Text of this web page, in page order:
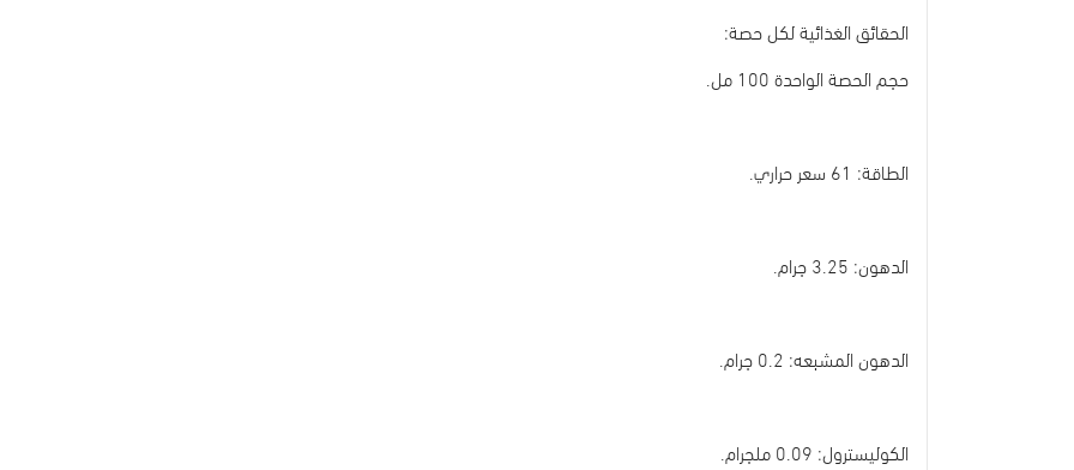
الحقائق الغذائية لكل حصة:
حجم الحصة الواحدة 100 مل.
الطاقة: 61 سعر حراري.
الدهون: 3.25 جرام.
الدهون المشبعه: 0.2 جرام.
الكوليسترول: 0.09 ملجرام.